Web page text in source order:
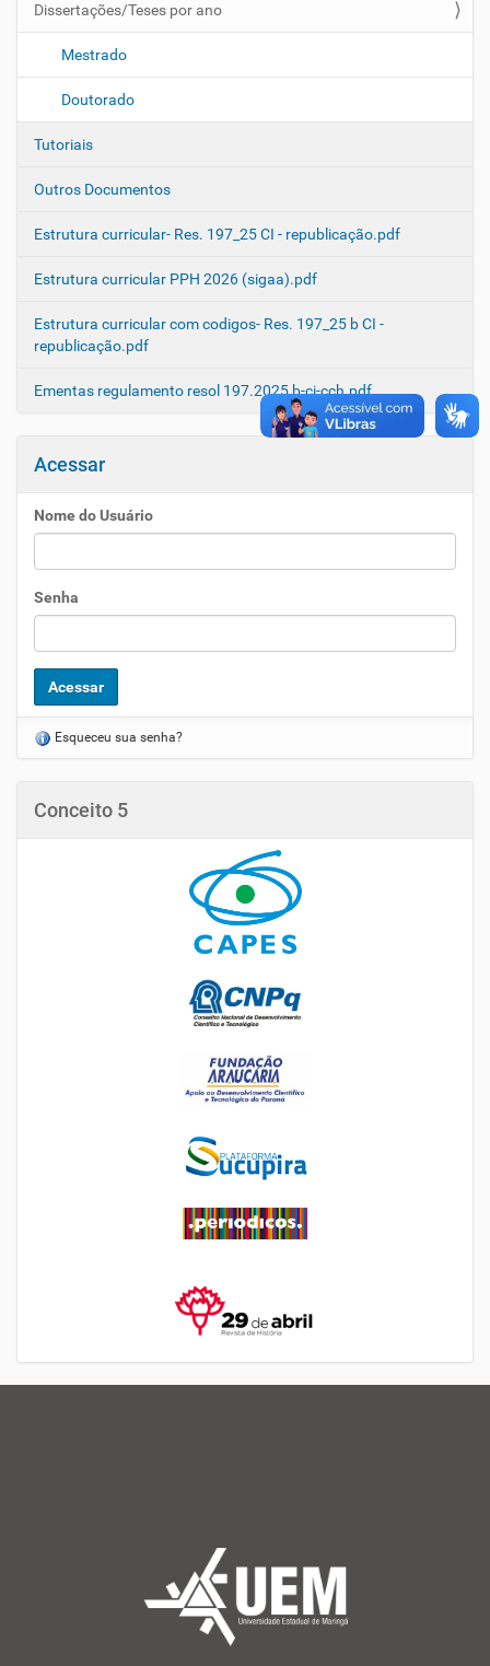
Dissertações/Teses por ano
Mestrado
Doutorado
Tutoriais
Outros Documentos
Estrutura curricular- Res. 197_25 CI - republicação.pdf
Estrutura curricular PPH 2026 (sigaa).pdf
Estrutura curricular com codigos- Res. 197_25 b CI -
republicação.pdf
Ementas regulamento resol 197.2025 b-ci-cch.pdf
Acessar
Nome do Usuário
Senha
Esqueceu sua senha?
Conceito 5